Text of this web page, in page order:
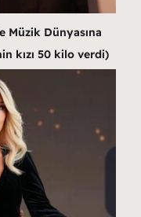
Müzik Dünyasına
kızı 50 kilo verdi)